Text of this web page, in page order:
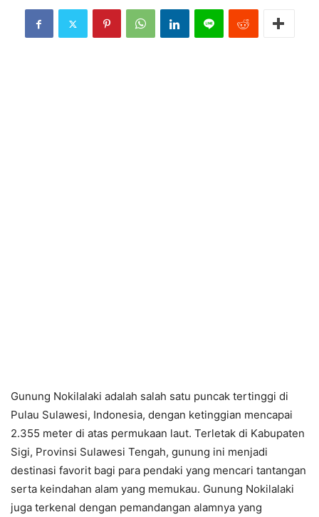
Gunung Nokilalaki adalah salah satu puncak tertinggi di
Pulau Sulawesi, Indonesia, dengan ketinggian mencapai
2.355 meter di atas permukaan laut. Terletak di Kabupaten
Sigi, Provinsi Sulawesi Tengah, gunung ini menjadi
destinasi favorit bagi para pendaki yang mencari tantangan
serta keindahan alam yang memukau. Gunung Nokilalaki
juga terkenal dengan pemandangan alamnya yang